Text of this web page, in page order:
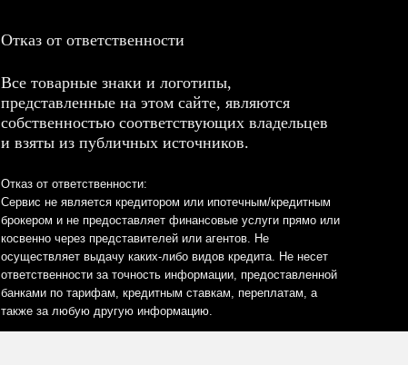
Отказ от ответственности
Все товарные знаки и логотипы,
представленные на этом сайте, являются
собственностью соответствующих владельцев
и взяты из публичных источников.
Отказ от ответственности:
Сервис не является кредитором или ипотечным/кредитным
брокером и не предоставляет финансовые услуги прямо или
косвенно через представителей или агентов. Не
осуществляет выдачу каких-либо видов кредита. Не несет
ответственности за точность информации, предоставленной
банками по тарифам, кредитным ставкам, переплатам, а
также за любую другую информацию.